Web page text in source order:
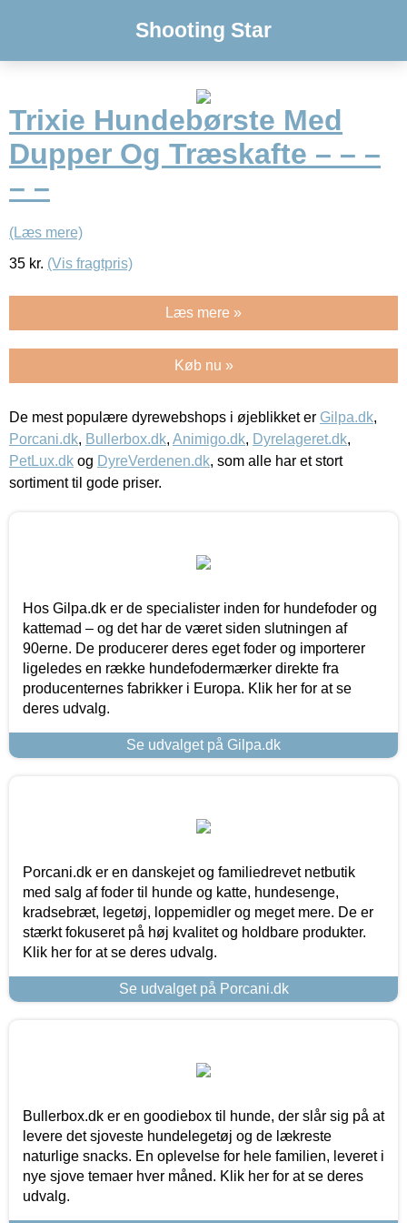
Shooting Star
Trixie Hundebørste Med
Dupper Og Træskafte – – –
– –
(Læs mere)
35 kr. (Vis fragtpris)
Læs mere »
Køb nu »
De mest populære dyrewebshops i øjeblikket er Gilpa.dk,
Porcani.dk, Bullerbox.dk, Animigo.dk, Dyrelageret.dk,
PetLux.dk og DyreVerdenen.dk, som alle har et stort
sortiment til gode priser.
Hos Gilpa.dk er de specialister inden for hundefoder og
kattemad – og det har de været siden slutningen af
90erne. De producerer deres eget foder og importerer
ligeledes en række hundefodermærker direkte fra
producenternes fabrikker i Europa. Klik her for at se
deres udvalg.
Se udvalget på Gilpa.dk
Porcani.dk er en danskejet og familiedrevet netbutik
med salg af foder til hunde og katte, hundesenge,
kradsebræt, legetøj, loppemidler og meget mere. De er
stærkt fokuseret på høj kvalitet og holdbare produkter.
Klik her for at se deres udvalg.
Se udvalget på Porcani.dk
Bullerbox.dk er en goodiebox til hunde, der slår sig på at
levere det sjoveste hundelegetøj og de lækreste
naturlige snacks. En oplevelse for hele familien, leveret i
nye sjove temaer hver måned. Klik her for at se deres
udvalg.